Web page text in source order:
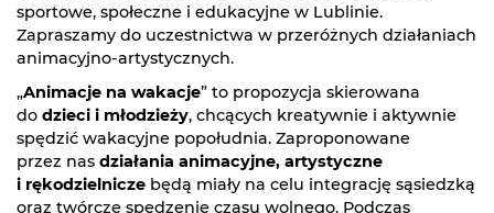
sportowe, społeczne i edukacyjne w Lublinie.
Zapraszamy do uczestnictwa w przeróżnych działaniach
animacyjno-artystycznych.
„Animacje na wakacje” to propozycja skierowana
do dzieci i młodzieży, chcących kreatywnie i aktywnie
spędzić wakacyjne popołudnia. Zaproponowane
przez nas działania animacyjne, artystyczne
i rękodzielnicze będą miały na celu integrację sąsiedzką
oraz twórcze spędzenie czasu wolnego. Podczas